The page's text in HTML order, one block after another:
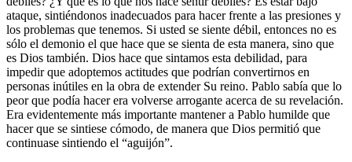
ataque, sintiéndonos inadecuados para hacer frente a las presiones y
los problemas que tenemos. Si usted se siente débil, entonces no es
sólo el demonio el que hace que se sienta de esta manera, sino que
es Dios también. Dios hace que sintamos esta debilidad, para
impedir que adoptemos actitudes que podrían convertirnos en
personas inútiles en la obra de extender Su reino. Pablo sabía que lo
peor que podía hacer era volverse arrogante acerca de su revelación.
Era evidentemente más importante mantener a Pablo humilde que
hacer que se sintiese cómodo, de manera que Dios permitió que
continuase sintiendo el “aguijón”.